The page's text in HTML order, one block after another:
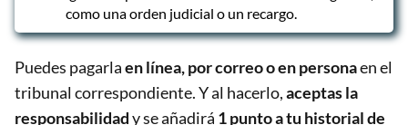
como una orden judicial o un recargo.
Puedes pagarlaen línea, por correo o en personaen el
tribunal correspondiente. Y al hacerlo,aceptas la
responsabilidady se añadirá 1 punto a tu historial de